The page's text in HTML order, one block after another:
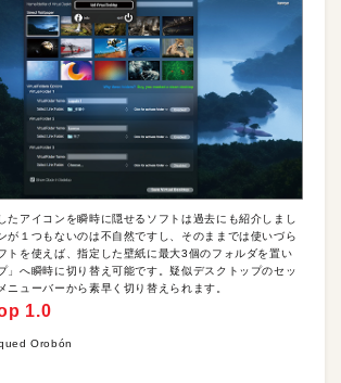
たアイコンを瞬時に隠せるソフトは過去にも紹介しまし
が１つもないのは不自然ですし、そのままでは使いづら
トを使えば、指定した壁紙に最大3個のフォルダを置い
」へ瞬時に切り替え可能です。疑似デスクトップのセッ
ニューバーから素早く切り替えられます。
1.0
Orobón